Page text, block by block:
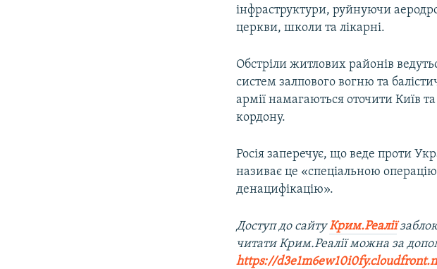
інфраструктури, руйнуючи
церкви, школи та лікарні.
Обстріли житлових районів
систем залпового вогню та
армії намагаються оточити Київ
кордону.
Росія заперечує, що веде проти
називає це «спеціальною
денацифікацію».
Доступ до сайтуКрим.Реалії
читати Крим.Реалії можна за
https://